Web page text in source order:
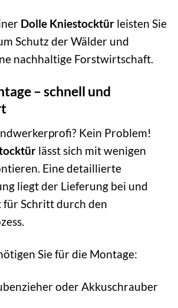
Dolle Kniestocktür leisten Sie
Schutz der Wälder und
nachhaltige Forstwirtschaft.
– schnell und
Kein Problem!
lässt sich mit wenigen
Eine detaillierte
liegt der Lieferung bei und
Schritt durch den
Sie für die Montage:
oder Akkuschrauber